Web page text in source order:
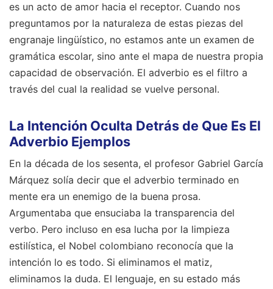
es un acto de amor hacia el receptor. Cuando nos
preguntamos por la naturaleza de estas piezas del
engranaje lingüístico, no estamos ante un examen de
gramática escolar, sino ante el mapa de nuestra propia
capacidad de observación. El adverbio es el filtro a
través del cual la realidad se vuelve personal.
La Intención Oculta Detrás de Que Es El
Adverbio Ejemplos
En la década de los sesenta, el profesor Gabriel García
Márquez solía decir que el adverbio terminado en
mente era un enemigo de la buena prosa.
Argumentaba que ensuciaba la transparencia del
verbo. Pero incluso en esa lucha por la limpieza
estilística, el Nobel colombiano reconocía que la
intención lo es todo. Si eliminamos el matiz,
eliminamos la duda. El lenguaje, en su estado más